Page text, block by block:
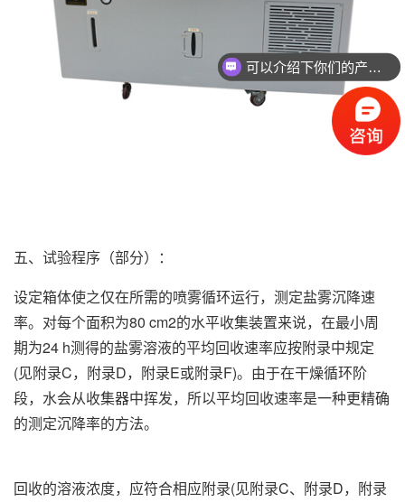
五、试验程序（部分）：
设定箱体使之仅在所需的喷雾循环运行，测定盐雾沉降速
率。对每个面积为80 cm2的水平收集装置来说，在最小周
期为24 h测得的盐雾溶液的平均回收速率应按附录中规定
(见附录C，附录D，附录E或附录F)。由于在干燥循环阶
段，水会从收集器中挥发，所以平均回收速率是一种更精确
的测定沉降率的方法。
回收的溶液浓度，应符合相应附录(见附录C、附录D，附录
你们是怎么收费的呢